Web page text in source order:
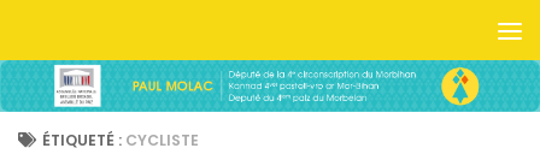
ÉTIQUETÉ : CYCLISTE